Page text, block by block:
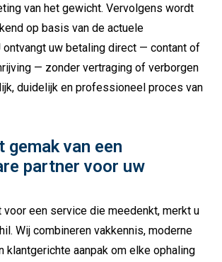
van het gewicht. Vervolgens wordt
op basis van de actuele
ontvangt uw betaling direct — contant of
— zonder vertraging of verborgen
duidelijk en professioneel proces van
gemak van een
partner voor uw
voor een service die meedenkt, merkt u
Wij combineren vakkennis, moderne
klantgerichte aanpak om elke ophaling